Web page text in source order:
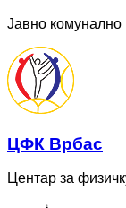
Јавно комунално
ЦФК Врбас
Центар за